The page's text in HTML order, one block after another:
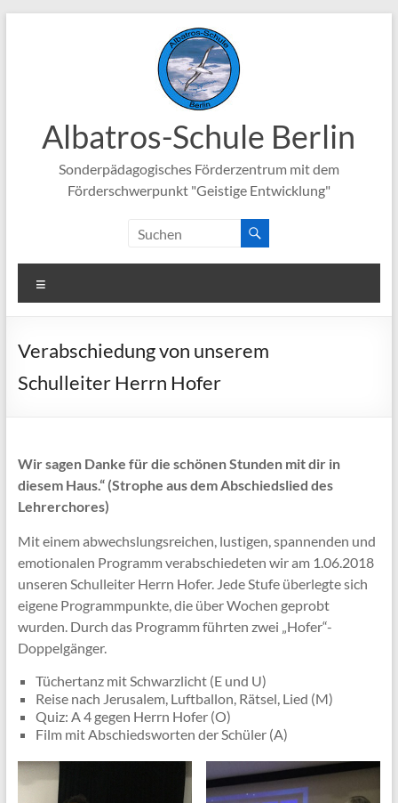
Albatros-Schule Berlin
Sonderpädagogisches Förderzentrum mit dem
Förderschwerpunkt "Geistige Entwicklung"
Verabschiedung von unserem
Schulleiter Herrn Hofer
Wir sagen Danke für die schönen Stunden mit dir in
diesem Haus.“ (Strophe aus dem Abschiedslied des
Lehrerchores)
Mit einem abwechslungsreichen, lustigen, spannenden und
emotionalen Programm verabschiedeten wir am 1.06.2018
unseren Schulleiter Herrn Hofer. Jede Stufe überlegte sich
eigene Programmpunkte, die über Wochen geprobt
wurden. Durch das Programm führten zwei „Hofer“-
Doppelgänger.
Tüchertanz mit Schwarzlicht (E und U)
Reise nach Jerusalem, Luftballon, Rätsel, Lied (M)
Quiz: A 4 gegen Herrn Hofer (O)
Film mit Abschiedsworten der Schüler (A)